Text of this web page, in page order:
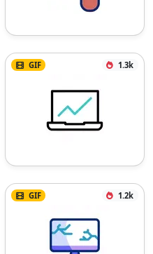
GIF 1.3k
GIF 1.2k